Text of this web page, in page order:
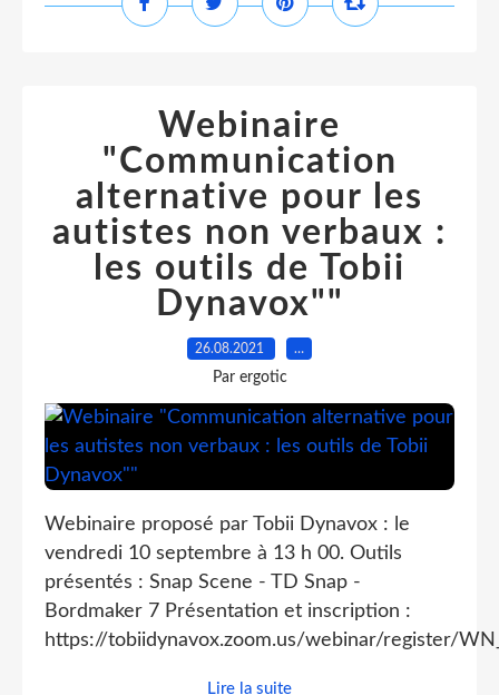
Webinaire
"Communication
alternative pour les
autistes non verbaux :
les outils de Tobii
Dynavox""
26.08.2021 …
Par ergotic
Webinaire proposé par Tobii Dynavox : le
vendredi 10 septembre à 13 h 00. Outils
présentés : Snap Scene - TD Snap -
Bordmaker 7 Présentation et inscription :
https://tobiidynavox.zoom.us/webinar/register/
Lire la suite